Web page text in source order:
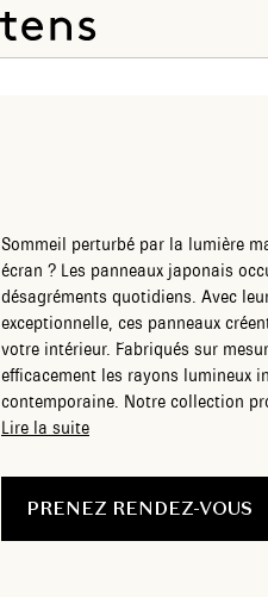
Sommeil perturbé par la lumière
écran ? Les panneaux japonais
désagréments quotidiens. Avec
exceptionnelle, ces panneaux
votre intérieur. Fabriqués sur
efficacement les rayons lumineux
contemporaine. Notre collection
différents pour s’intégrer
esthétisme et praticité.
Lire la suite
PRENEZ RENDEZ-VOUS